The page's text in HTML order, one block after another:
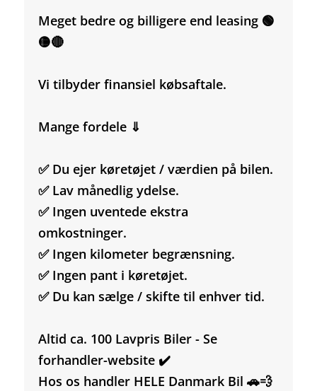
Meget bedre og billigere end leasing 🟢
🟡🔴
Vi tilbyder finansiel købsaftale.
Mange fordele ⇓
✅ Du ejer køretøjet / værdien på bilen.
✅ Lav månedlig ydelse.
✅ Ingen uventede ekstra
omkostninger.
✅ Ingen kilometer begrænsning.
✅ Ingen pant i køretøjet.
✅ Du kan sælge / skifte til enhver tid.
Altid ca. 100 Lavpris Biler - Se
forhandler-website ✔️
Hos os handler HELE Danmark Bil 🚗💨